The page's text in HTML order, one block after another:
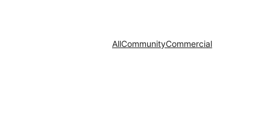
AllCommunityCommercial